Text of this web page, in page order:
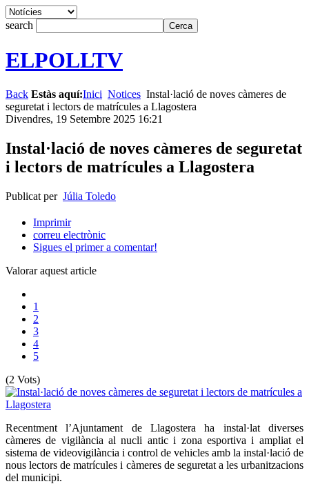
search
ELPOLLTV
Back Estàs aquí:Inici Notices Instal·lació de noves càmeres de
seguretat i lectors de matrícules a Llagostera
Divendres, 19 Setembre 2025 16:21
Instal·lació de noves càmeres de seguretat
i lectors de matrícules a Llagostera
Publicat per Júlia Toledo
Imprimir
correu electrònic
Sigues el primer a comentar!
Valorar aquest article
1
2
3
4
5
(2 Vots)
Recentment l’Ajuntament de Llagostera ha instal·lat diverses
càmeres de vigilància al nucli antic i zona esportiva i ampliat el
sistema de videovigilància i control de vehicles amb la instal·lació de
nous lectors de matrícules i càmeres de seguretat a les urbanitzacions
del municipi.